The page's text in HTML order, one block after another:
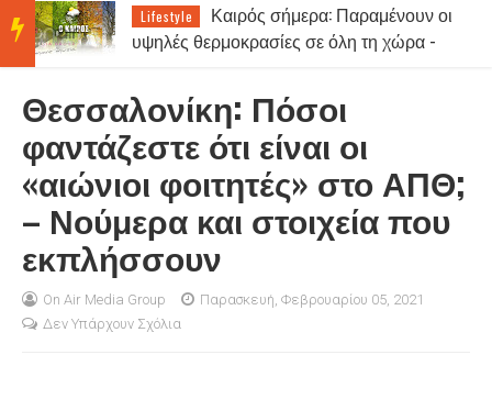
BRE
AKIN
NEW
Lifestyle
Καιρός σήμερα: Παραμένουν οι
υψηλές θερμοκρασίες σε όλη τη χώρα -
Θεσσαλονίκη: Πόσοι
φαντάζεστε ότι είναι οι
«αιώνιοι φοιτητές» στο ΑΠΘ;
– Νούμερα και στοιχεία που
εκπλήσσουν
On Air Media Group
Παρασκευή, Φεβρουαρίου 05, 2021
Δεν Υπάρχουν Σχόλια